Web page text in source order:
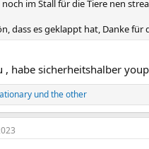
im Stall für die Tiere nen
dass es geklappt hat, Danke für
, habe sicherheitshalber
undthe other